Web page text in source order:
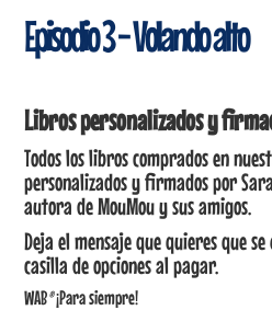
Episodio 3 - Volando alto
Libros personalizados y
Todos los libros comprados en
personalizados y firmados por
autora de MouMou y sus amigos.
Deja el mensaje que quieres que
casilla de opciones al pagar.
WAB®¡Para siempre!